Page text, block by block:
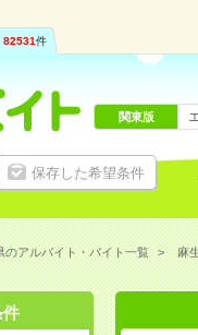
82531件
保存した希望条件
関東版
のアルバイト・バイト一覧 麻
件